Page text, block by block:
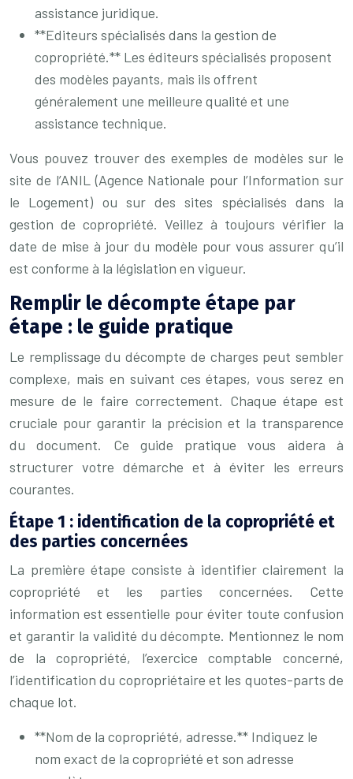
assistance juridique.
**Editeurs spécialisés dans la gestion de
copropriété.** Les éditeurs spécialisés proposent
des modèles payants, mais ils offrent
généralement une meilleure qualité et une
assistance technique.
Vous pouvez trouver des exemples de modèles sur le
site de l’ANIL (Agence Nationale pour l’Information sur
le Logement) ou sur des sites spécialisés dans la
gestion de copropriété. Veillez à toujours vérifier la
date de mise à jour du modèle pour vous assurer qu’il
est conforme à la législation en vigueur.
Remplir le décompte étape par
étape : le guide pratique
Le remplissage du décompte de charges peut sembler
complexe, mais en suivant ces étapes, vous serez en
mesure de le faire correctement. Chaque étape est
cruciale pour garantir la précision et la transparence
du document. Ce guide pratique vous aidera à
structurer votre démarche et à éviter les erreurs
courantes.
Étape 1 : identification de la copropriété et
des parties concernées
La première étape consiste à identifier clairement la
copropriété et les parties concernées. Cette
information est essentielle pour éviter toute confusion
et garantir la validité du décompte. Mentionnez le nom
de la copropriété, l’exercice comptable concerné,
l’identification du copropriétaire et les quotes-parts de
chaque lot.
**Nom de la copropriété, adresse.** Indiquez le
nom exact de la copropriété et son adresse